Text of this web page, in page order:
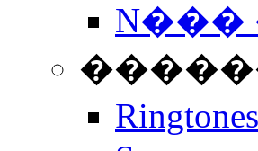
N���